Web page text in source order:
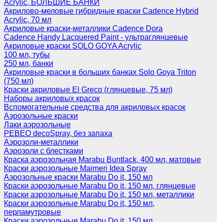
Acrylic, БОЛЬШИЕ БАНКИ
Акрилово-меловые гибридные краски Cadence Hybrid
Acrylic, 70 мл
Акриловые краски-металлики Cadence Dora
Cadence Handy Lacquered Paint - ультраглянцевые
Акриловые краски SOLO GOYA Acrylic
100 мл, тубы
250 мл, банки
Акриловые краски в больших банках Solo Goya Triton
(750 мл)
Краски акриловые El Greco (глянцевые, 75 мл)
Наборы акриловых красок
Вспомогательные средства для акриловых красок
Аэрозольные краски
Лаки аэрозольные
PEBEO decoSpray, без запаха
Аэрозоли-металлики
Аэрозоли с блестками
Краска аэрозольная Marabu Buntlack, 400 мл, матовые
Краски аэрозольные Maimeri Idea Spray
Аэрозольные краски Marabu Do it, 150 мл
Краски аэрозольные Marabu Do it, 150 мл, глянцевые
Краски аэрозольные Marabu Do it, 150 мл, металлики
Краски аэрозольные Marabu Do it, 150 мл,
перламутровые